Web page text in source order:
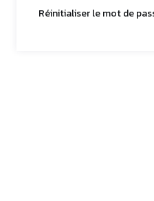
Réinitialiser le mot de